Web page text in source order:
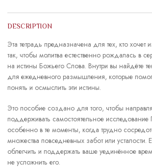
DESCRIPTION
Эта тетрадь предназначена для тех, кто хочет
так, чтобы молитва естественно рождалась в
на истины Божьего Слова. Вну­три вы найдёте
для ежедневного размышления, которые
понять и осмыслить эти истины.
Это пособие создано для того, чтобы
поддерживать самостоятельное ис­следование
особенно в те моменты, когда трудно
множества повсед­невных забот или усталости.
облегчить и поддержать ваше уединённое
не усложнить его.